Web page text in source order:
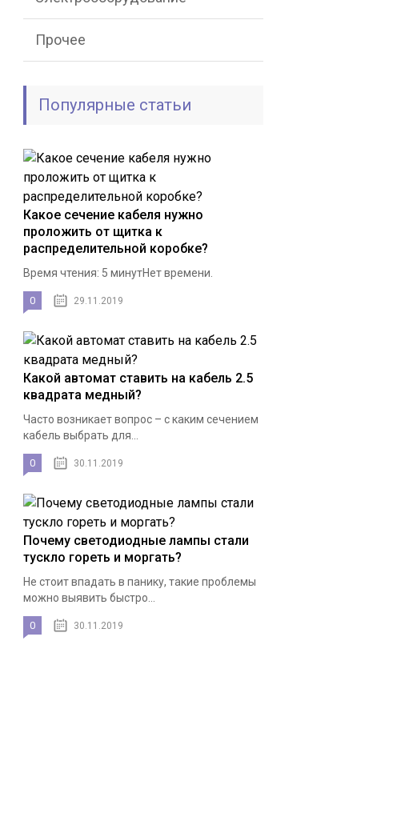
Прочее
Популярные статьи
Какое сечение кабеля нужно
проложить от щитка к
распределительной коробке?
Время чтения: 5 минутНет времени.
0 29.11.2019
Какой автомат ставить на кабель 2.5
квадрата медный?
Часто возникает вопрос – с каким сечением
кабель выбрать для...
0 30.11.2019
Почему светодиодные лампы стали
тускло гореть и моргать?
Не стоит впадать в панику, такие проблемы
можно выявить быстро...
0 30.11.2019